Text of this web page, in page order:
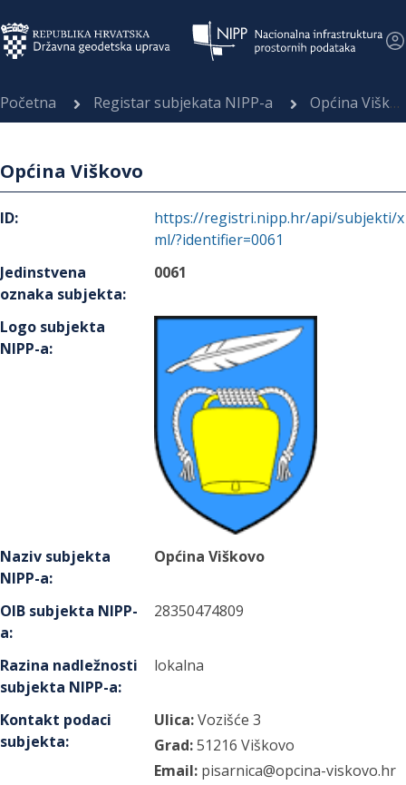
Početna Registar subjekata NIPP-a Općina Viškovo
Općina Viškovo
ID:
https://registri.nipp.hr/api/subjekti/x
ml/?identifier=0061
Jedinstvena
oznaka subjekta:
0061
Logo subjekta
NIPP-a:
Naziv subjekta
NIPP-a:
Općina Viškovo
OIB subjekta NIPP-
a:
28350474809
Razina nadležnosti
subjekta NIPP-a:
lokalna
Kontakt podaci
subjekta:
Ulica:Vozišće 3
Grad:51216 Viškovo
Email: pisarnica@opcina-viskovo.hr